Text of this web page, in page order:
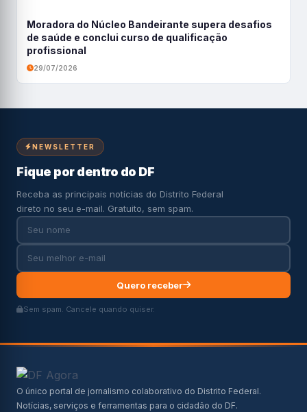
Moradora do Núcleo Bandeirante supera desafios
de saúde e conclui curso de qualificação
profissional
29/07/2026
NEWSLETTER
Fique por dentro do DF
Receba as principais notícias do Distrito Federal
direto no seu e-mail. Gratuito, sem spam.
Quero receber
Sem spam. Cancele quando quiser.
O único portal de jornalismo colaborativo do Distrito Federal.
Notícias, serviços e ferramentas para o cidadão do DF.